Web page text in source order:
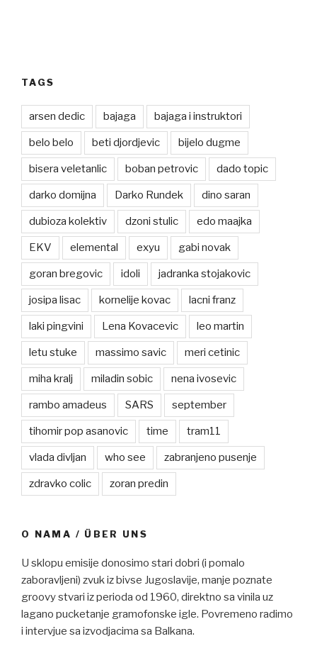
TAGS
arsen dedic bajaga bajaga i instruktori
belo belo beti djordjevic bijelo dugme
bisera veletanlic boban petrovic dado topic
darko domijna Darko Rundek dino saran
dubioza kolektiv dzoni stulic edo maajka
EKV elemental exyu gabi novak
goran bregovic idoli jadranka stojakovic
josipa lisac kornelije kovac lacni franz
laki pingvini Lena Kovacevic leo martin
letu stuke massimo savic meri cetinic
miha kralj miladin sobic nena ivosevic
rambo amadeus SARS september
tihomir pop asanovic time tram11
vlada divljan who see zabranjeno pusenje
zdravko colic zoran predin
O NAMA / ÜBER UNS
U sklopu emisije donosimo stari dobri (i pomalo
zaboravljeni) zvuk iz bivse Jugoslavije, manje poznate
groovy stvari iz perioda od 1960, direktno sa vinila uz
lagano pucketanje gramofonske igle. Povremeno radimo
i intervjue sa izvodjacima sa Balkana.